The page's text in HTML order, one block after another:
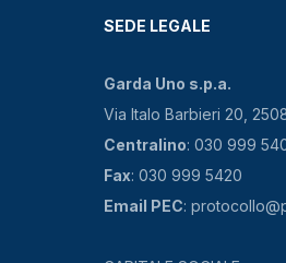
SEDE LEGALE
Garda Uno s.p.a.
Via Italo Barbieri 20,
Centralino: 030 999
Fax: 030 999 5420
Email PEC: